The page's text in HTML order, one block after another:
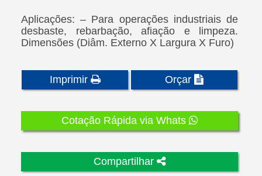
Aplicações: – Para operações industriais de
desbaste, rebarbação, afiação e limpeza.
Dimensões (Diâm. Externo X Largura X Furo)
Imprimir Orçar
Cotação Rápida via Whats
Compartilhar